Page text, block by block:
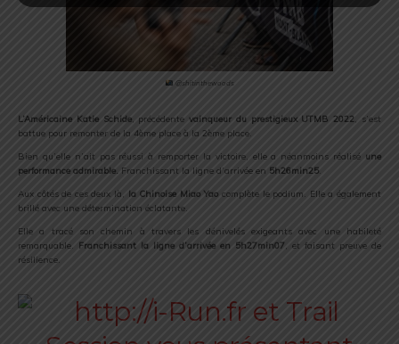
@shitinthewoods
L’Américaine Katie Schide, précédentevainqueur du prestigieux UTMB 2022, s’est
battue pour remonter de la 4ème place à la 2ème place.
Bien qu’elle n’ait pas réussi à remporter la victoire, elle a néanmoins réalisé une
performance admirable. Franchissant la ligne d’arrivée en 5h26min25.
Aux côtés de ces deux là, la Chinoise Miao Yao complète le podium. Elle a également
brillé avec une détermination éclatante.
Elle a tracé son chemin à travers les dénivelés exigeants avec une habileté
remarquable. Franchissant la ligne d’arrivée en 5h27min07, et faisant preuve de
résilience.